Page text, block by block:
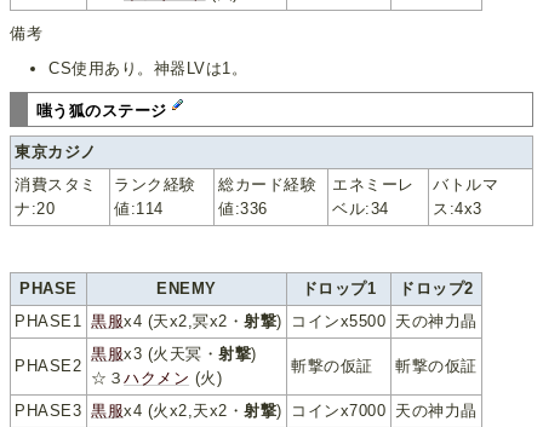
備考
CS使用あり。神器LVは1。
嗤う狐のステージ
東京カジノ
消費スタミ
ナ:20
ランク経験
値:114
総カード経験
値:336
エネミーレ
ベル:34
バトルマ
ス:4x3
PHASE ENEMY ドロップ1
ドロップ2
PHASE1
黒服x4 (天x2,冥x2・射撃) コインx5500 天の神力晶
PHASE2
黒服x3 (火天冥・射撃)
☆３ハクメン (火)
斬撃の仮証 斬撃の仮証
PHASE3 黒服x4 (火x2,天x2・射撃) コインx7000 天の神力晶